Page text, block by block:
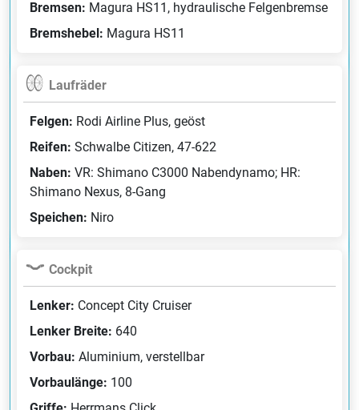
Bremsen: Magura HS11, hydraulische Felgenbremse
Bremshebel: Magura HS11
Laufräder
Felgen: Rodi Airline Plus, geöst
Reifen: Schwalbe Citizen, 47-622
Naben: VR: Shimano C3000 Nabendynamo; HR:
Shimano Nexus, 8-Gang
Speichen: Niro
Cockpit
Lenker: Concept City Cruiser
Lenker Breite: 640
Vorbau: Aluminium, verstellbar
Vorbaulänge: 100